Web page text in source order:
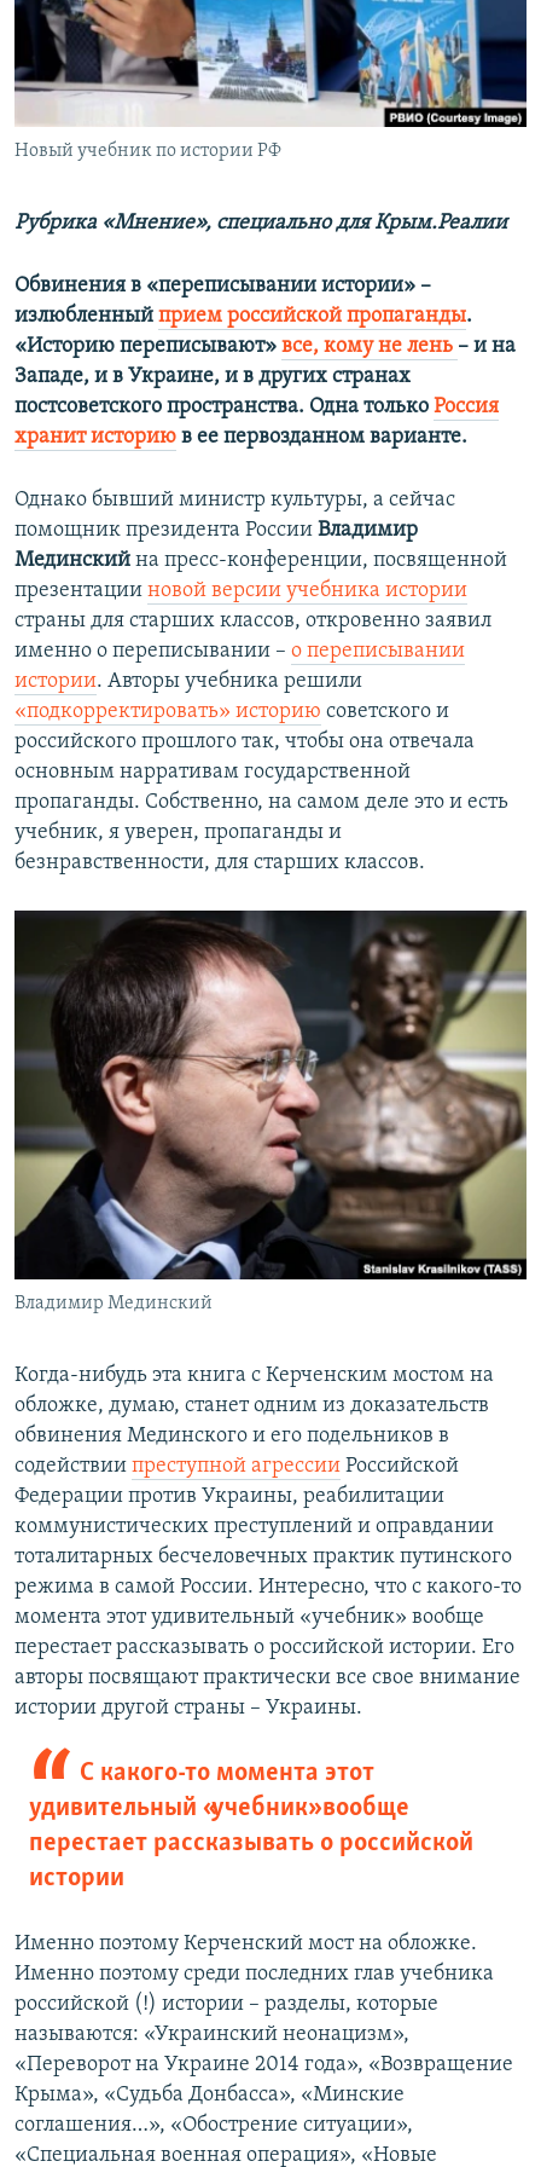
ПОБЕДИТЕЛЕЙ НЕ СУДЯТ?
КРЫМ.НЕПОКОРЕННЫЙ
УКРАИНСКАЯ ПРОБЛЕМА КРЫМА
ПРИСОЕДИНЯЙТЕСЬ!
Новый учебник по истории РФ
Рубрика «Мнение», специально для Крым.Реалии
Обвинения в «переписывании истории» –
излюбленный прием российской пропаганды.
«Историю переписывают» все, кому не лень – и на
Западе, и в Украине, и в других странах
постсоветского пространства. Одна только Россия
хранит историю в ее первозданном варианте.
Однако бывший министр культуры, а сейчас
помощник президента России Владимир
Мединский на пресс-конференции, посвященной
презентации новой версии учебника истории
страны для старших классов, откровенно заявил
именно о переписывании – о переписывании
истории. Авторы учебника решили
«подкорректировать» историю советского и
российского прошлого так, чтобы она отвечала
основным нарративам государственной
пропаганды. Собственно, на самом деле это и есть
учебник, я уверен, пропаганды и
безнравственности, для старших классов.
Владимир Мединский
Когда-нибудь эта книга с Керченским мостом на
обложке, думаю, станет одним из доказательств
обвинения Мединского и его подельников в
содействии преступной агрессии Российской
Федерации против Украины, реабилитации
коммунистических преступлений и оправдании
тоталитарных бесчеловечных практик путинского
режима в самой России. Интересно, что с какого-то
момента этот удивительный «учебник» вообще
перестает рассказывать о российской истории. Его
авторы посвящают практически все свое внимание
истории другой страны – Украины.
С какого-то момента этот
удивительный «учебник» вообще
перестает рассказывать о российской
истории
Именно поэтому Керченский мост на обложке.
Именно поэтому среди последних глав учебника
российской (!) истории – разделы, которые
называются: «Украинский неонацизм»,
«Переворот на Украине 2014 года», «Возвращение
Крыма», «Судьба Донбасса», «Минские
соглашения…», «Обострение ситуации»,
«Специальная военная операция», «Новые